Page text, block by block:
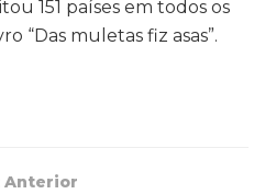
151 países em todos os
“Das muletas fiz asas”.
Anterior